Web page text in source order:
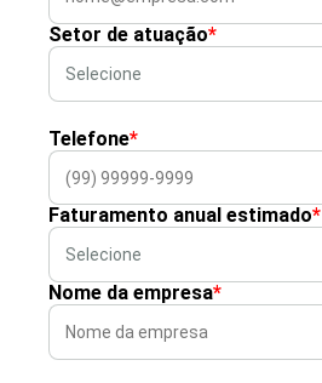
Setor de atuação*
Telefone*
Faturamento anual estimado*
Nome da empresa*